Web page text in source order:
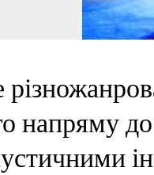
напряму до